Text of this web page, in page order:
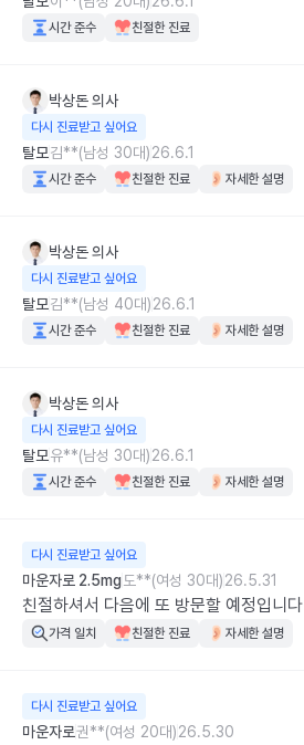
시간 준수 친절한 진료
박상돈의사
다시 진료받고 싶어요
탈모김**(남성 30대)26.6.1
시간 준수 친절한 진료 자세한 설명
박상돈의사
다시 진료받고 싶어요
탈모김**(남성 40대)26.6.1
시간 준수 친절한 진료 자세한 설명
박상돈의사
다시 진료받고 싶어요
탈모유**(남성 30대)26.6.1
시간 준수 친절한 진료 자세한 설명
다시 진료받고 싶어요
마운자로 2.5mg도**(여성 30대)26.5.31
친절하셔서 다음에 또 방문할 예정입니다
가격 일치 친절한 진료 자세한 설명
다시 진료받고 싶어요
마운자로권**(여성 20대)26.5.30